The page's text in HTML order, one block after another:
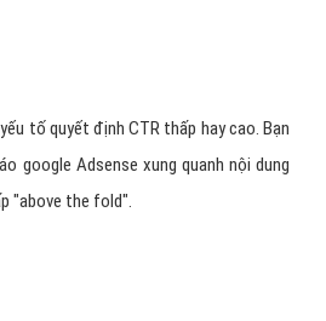
tố quyết định CTR thấp hay cao. Bạn
google Adsense xung quanh nội dung
"above the fold".